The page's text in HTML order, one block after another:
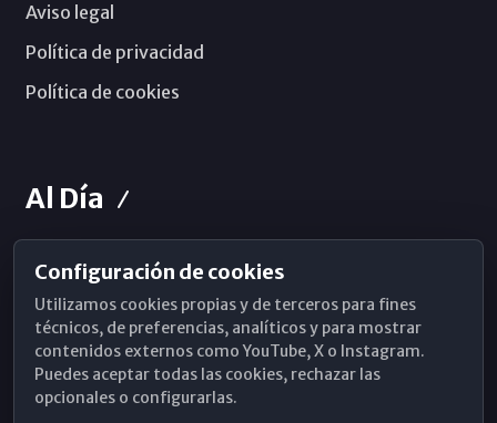
Aviso legal
Política de privacidad
Política de cookies
Al Día
Horarios de Misa
Hemeroteca
WhatsApp
Configuración de cookies
Utilizamos cookies propias y de terceros para fines
técnicos, de preferencias, analíticos y para mostrar
contenidos externos como YouTube, X o Instagram.
Puedes aceptar todas las cookies, rechazar las
opcionales o configurarlas.